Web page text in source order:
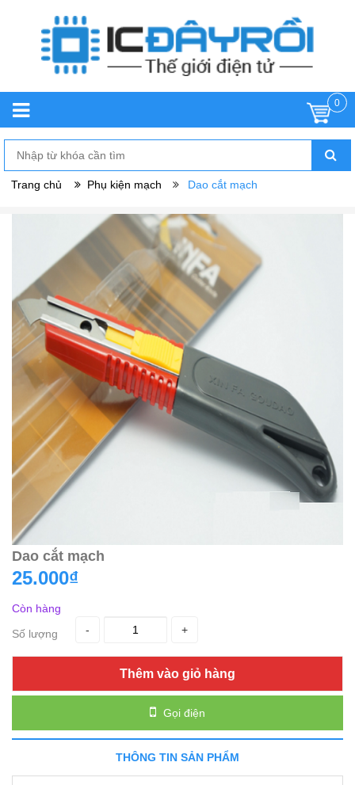
0
Trang chủ Phụ kiện mạch Dao cắt mạch
Dao cắt mạch
25.000₫
Còn hàng
Số lượng
- +
Thêm vào giỏ hàng
Gọi điện
THÔNG TIN SẢN PHẨM